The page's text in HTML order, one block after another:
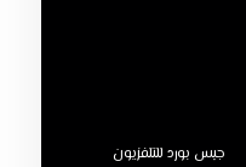
جبس بورد للتلفزيون